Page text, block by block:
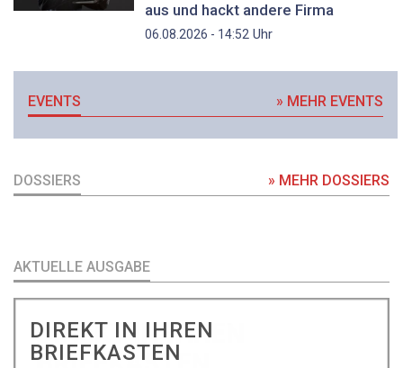
aus und hackt andere Firma
06.08.2026 - 14:52Uhr
EVENTS » MEHR EVENTS
DOSSIERS » MEHR DOSSIERS
AKTUELLE AUSGABE
DIREKT IN IHREN
BRIEFKASTEN